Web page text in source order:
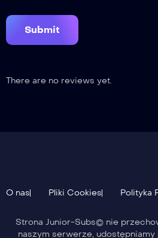
There are no reviews yet.
O nas Pliki Cookies Polityka
Strona Junior-Subs© nie
naszym serwerze, udostępniamy